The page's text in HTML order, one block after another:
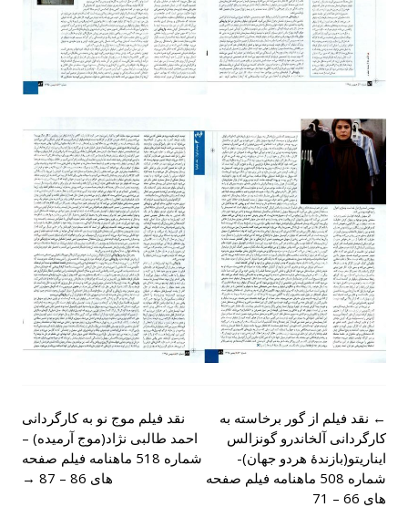
Post
navigation
← نقد فیلم از گور برخاسته به
کارگردانی آلخاندرو گونزالس
ایناریتو(بازندۀ هردو جهان)-
شماره 508 ماهنامه فیلم صفحه
های 66 – 71
نقد فیلم موج نو به کارگردانی
احمد طالبی نژاد(موج آرمیده) –
شماره 518 ماهنامه فیلم صفحه
های 86 – 87
→